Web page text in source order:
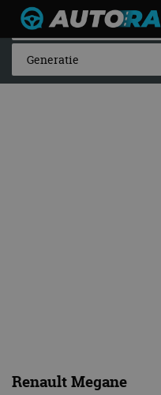
Autonieuws
Podcast
Renault Megane